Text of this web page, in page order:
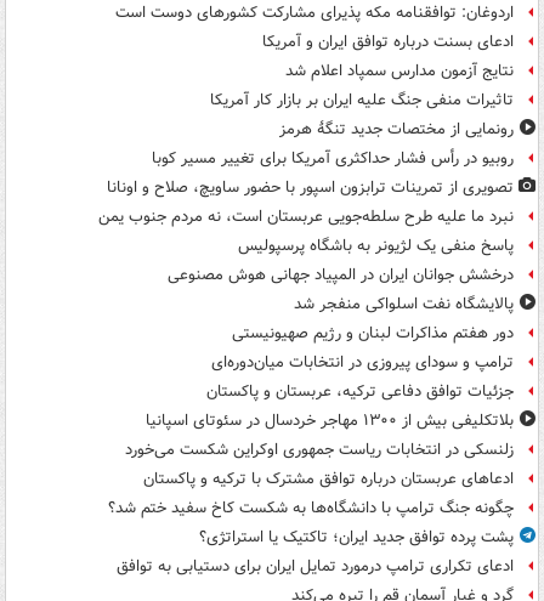
اردوغان: توافقنامه مکه پذیرای مشارکت کشورهای دوست است
ادعای بسنت درباره توافق ایران و آمریکا
نتایج آزمون مدارس سمپاد اعلام شد
تاثیرات منفی جنگ علیه ایران بر بازار کار آمریکا
رونمایی از مختصات جدید تنگۀ هرمز
روبیو در رأس فشار حداکثری آمریکا برای تغییر مسیر کوبا
تصویری از تمرینات ترابزون اسپور با حضور ساویچ، صلاح و اونانا
نبرد ما علیه طرح سلطه‌جویی عربستان است، نه مردم جنوب یمن
پاسخ منفی یک لژیونر به باشگاه پرسپولیس
درخشش جوانان ایران در المپیاد جهانی هوش مصنوعی
پالایشگاه نفت اسلواکی منفجر شد
دور هفتم مذاکرات لبنان و رژیم صهیونیستی
ترامپ و سودای پیروزی در انتخابات میان‌دوره‌ای
جزئیات توافق دفاعی ترکیه، عربستان و پاکستان
بلاتکلیفی بیش از ۱۳۰۰ مهاجر خردسال در سئوتای اسپانیا
زلنسکی در انتخابات ریاست جمهوری اوکراین شکست می‌خورد
ادعاهای عربستان درباره توافق مشترک با ترکیه و پاکستان
چگونه جنگ ترامپ با دانشگاه‌ها به شکست کاخ سفید ختم شد؟
پشت پرده توافق جدید ایران؛ تاکتیک یا استراتژی؟
ادعای تکراری ترامپ درمورد تمایل ایران برای دستیابی به توافق
گرد و غبار آسمان قم را تیره می‌کند